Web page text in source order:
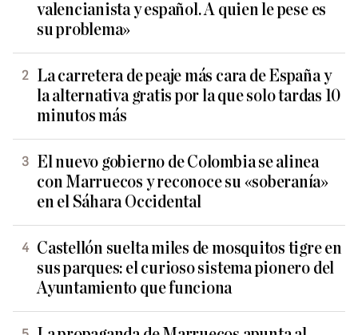
valencianista y español. A quien le pese es
su problema»
La carretera de peaje más cara de España y
la alternativa gratis por la que solo tardas 10
minutos más
El nuevo gobierno de Colombia se alinea
con Marruecos y reconoce su «soberanía»
en el Sáhara Occidental
Castellón suelta miles de mosquitos tigre en
sus parques: el curioso sistema pionero del
Ayuntamiento que funciona